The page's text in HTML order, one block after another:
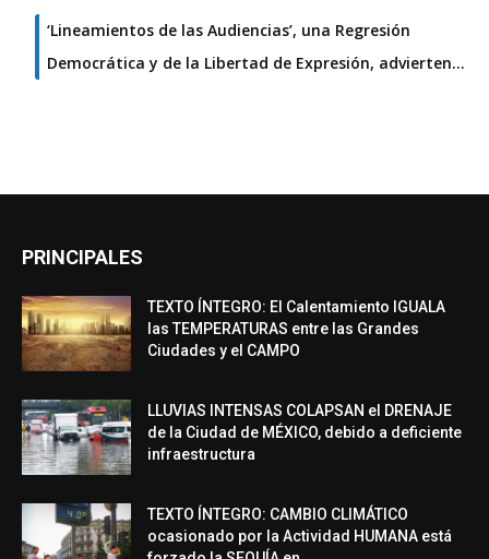
‘Lineamientos de las Audiencias’, una Regresión
Democrática y de la Libertad de Expresión, advierten…
PRINCIPALES
TEXTO ÍNTEGRO: El Calentamiento IGUALA
las TEMPERATURAS entre las Grandes
Ciudades y el CAMPO
LLUVIAS INTENSAS COLAPSAN el DRENAJE
de la Ciudad de MÉXICO, debido a deficiente
infraestructura
TEXTO ÍNTEGRO: CAMBIO CLIMÁTICO
ocasionado por la Actividad HUMANA está